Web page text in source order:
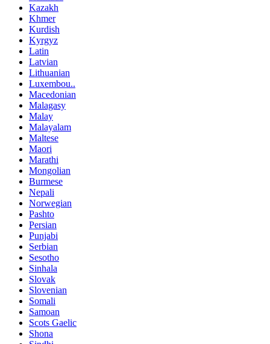
Kazakh
Khmer
Kurdish
Kyrgyz
Latin
Latvian
Lithuanian
Luxembou..
Macedonian
Malagasy
Malay
Malayalam
Maltese
Maori
Marathi
Mongolian
Burmese
Nepali
Norwegian
Pashto
Persian
Punjabi
Serbian
Sesotho
Sinhala
Slovak
Slovenian
Somali
Samoan
Scots Gaelic
Shona